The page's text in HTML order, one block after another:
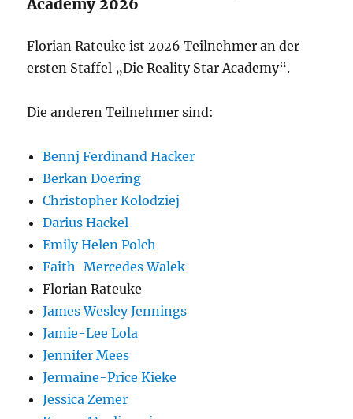
Academy 2026
Florian Rateuke ist 2026 Teilnehmer an der
ersten Staffel „Die Reality Star Academy“.
Die anderen Teilnehmer sind:
Bennj Ferdinand Hacker
Berkan Doering
Christopher Kolodziej
Darius Hackel
Emily Helen Polch
Faith-Mercedes Walek
Florian Rateuke
James Wesley Jennings
Jamie-Lee Lola
Jennifer Mees
Jermaine-Price Kieke
Jessica Zemer